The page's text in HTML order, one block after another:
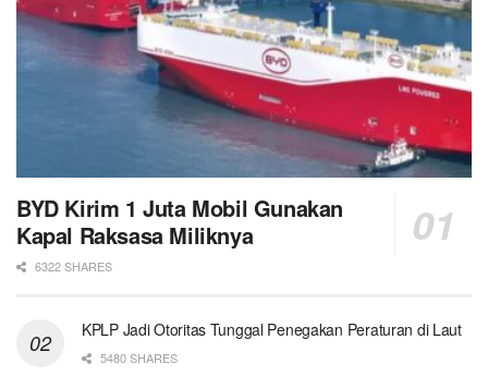
BYD Kirim 1 Juta Mobil Gunakan
Kapal Raksasa Miliknya
6322 SHARES
KPLP Jadi Otoritas Tunggal Penegakan Peraturan di Laut
5480 SHARES